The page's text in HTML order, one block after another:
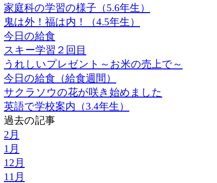
家庭科の学習の様子（5.6年生）
鬼は外！福は内！（4.5年生）
今日の給食
スキー学習２回目
うれしいプレゼント～お米の売上で～
今日の給食（給食週間）
サクラソウの花が咲き始めました
英語で学校案内（3.4年生）
過去の記事
2月
1月
12月
11月